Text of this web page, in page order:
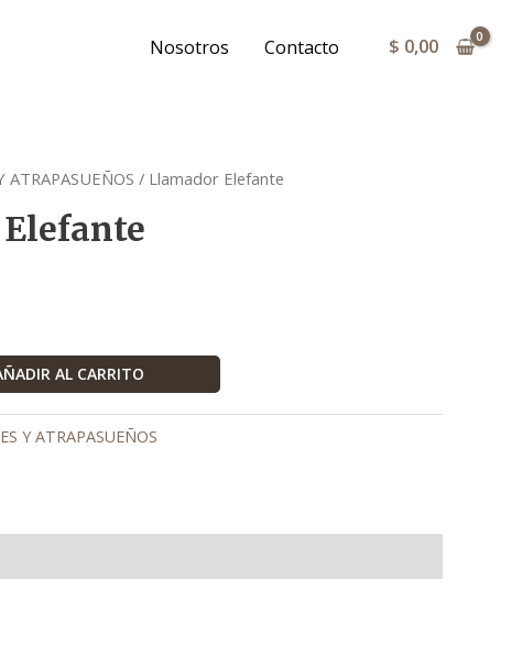
Nosotros Contacto $ 0,00
ATRAPASUEÑOS / Llamador Elefante
AL CARRITO
Y ATRAPASUEÑOS